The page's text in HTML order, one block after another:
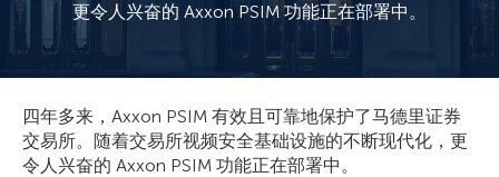
更令人兴奋的 Axxon PSIM 功能正在部署中。
四年多来，Axxon PSIM 有效且可靠地保护了马德里证券
交易所。随着交易所视频安全基础设施的不断现代化，更
令人兴奋的 Axxon PSIM 功能正在部署中。